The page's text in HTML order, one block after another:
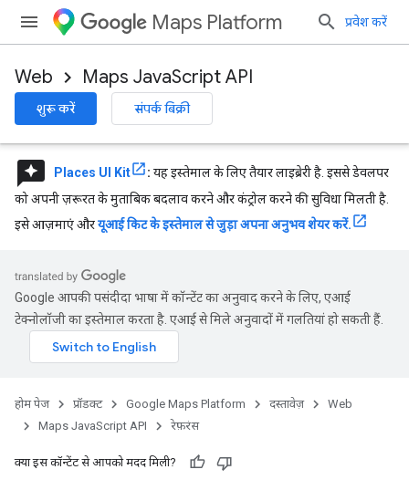
Maps Platform प्रवेश करें
Web Maps JavaScript API
शुरू करें संपर्क बिक्री
reviews Places UI Kit : यह इस्तेमाल के लिए तैयार लाइब्रेरी है. इससे डेवलपर
को अपनी ज़रूरत के मुताबिक बदलाव करने और कंट्रोल करने की सुविधा मिलती है.
इसे आज़माएं औरयूआई किट के इस्तेमाल से जुड़ा अपना अनुभव शेयर करें.
Google आपकी पसंदीदा भाषा में कॉन्टेंट का अनुवाद करने के लिए, एआई
टेक्नोलॉजी का इस्तेमाल करता है. एआई से मिले अनुवादों में गलतियां हो सकती हैं.
होम पेज प्रॉडक्ट Google Maps Platform दस्तावेज़
Web
Maps JavaScript API
रेफ़रंस
क्या इस कॉन्टेंट से आपको मदद मिली?